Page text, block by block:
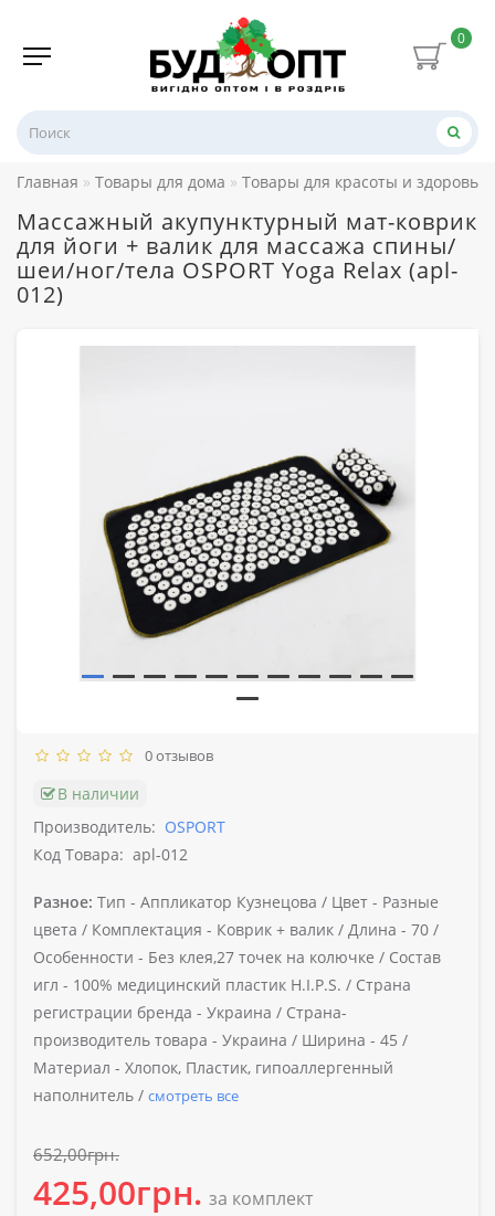
0
Главная Товары для дома Товары для красоты и здоровья
Массажный акупунктурный мат-коврик
для йоги + валик для массажа спины/
шеи/ног/тела OSPORT Yoga Relax (apl-
012)
0 отзывов
В наличии
Производитель: OSPORT
Код Товара: apl-012
Разное: Тип - Аппликатор Кузнецова / Цвет - Разные
цвета / Комплектация - Коврик + валик / Длина - 70 /
Особенности - Без клея,27 точек на колючке / Состав
игл - 100% медицинский пластик H.I.P.S. / Страна
регистрации бренда - Украина / Страна-
производитель товара - Украина / Ширина - 45 /
Материал - Хлопок, Пластик, гипоаллергенный
наполнитель / смотреть все
652,00грн.
425,00грн. за комплект